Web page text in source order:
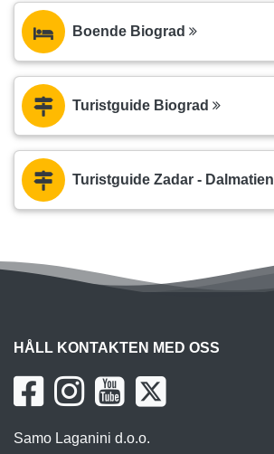
Boende Biograd
Turistguide Biograd
Turistguide Zadar - Dalmatien
HÅLL KONTAKTEN MED OSS
Samo Laganini d.o.o.